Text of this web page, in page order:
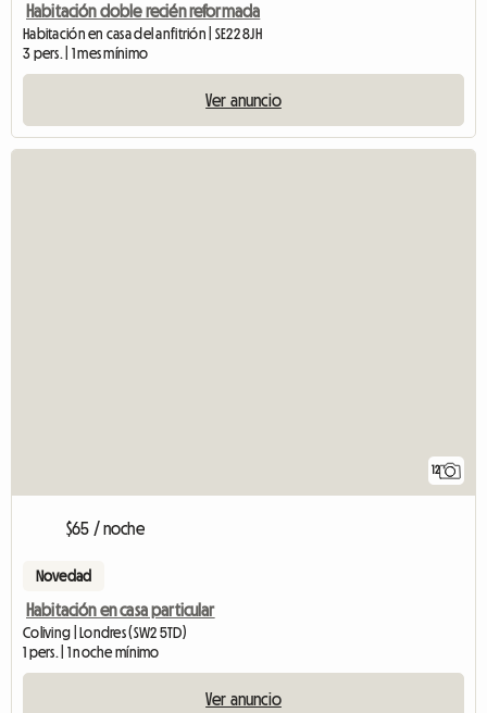
Habitación doble recién reformada
Habitación en casa del anfitrión | SE22 8JH
3 pers. | 1 mes mínimo
Ver anuncio
12
$65 / noche
Novedad
Habitación en casa particular
Coliving | Londres (SW2 5TD)
1 pers. | 1 noche mínimo
Ver anuncio